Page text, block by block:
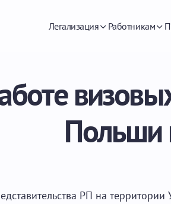
Легализация Работникам
Польши
РП на